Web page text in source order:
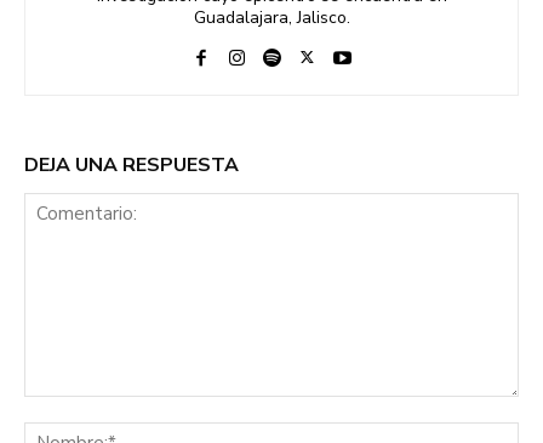
Guadalajara, Jalisco.
DEJA UNA RESPUESTA